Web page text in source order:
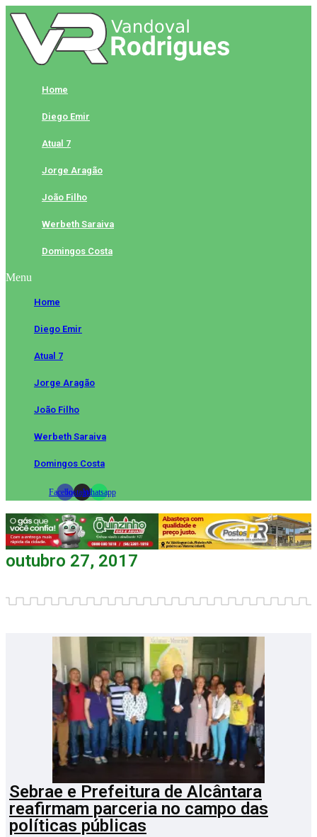
Skip
to
content
Home
Diego Emir
Atual 7
Jorge Aragão
João Filho
Werbeth Saraiva
Domingos Costa
Menu
Home
Diego Emir
Atual 7
Jorge Aragão
João Filho
Werbeth Saraiva
Domingos Costa
FacebookInstagramWhatsapp
outubro 27, 2017
Sebrae e Prefeitura de Alcântara
reafirmam parceria no campo das
políticas públicas